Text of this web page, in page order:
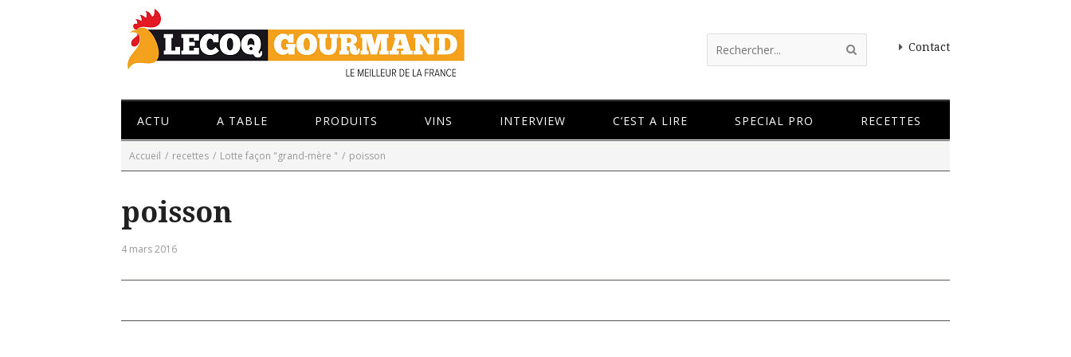
Contact
ACTU A TABLE PRODUITS VINS INTERVIEW C’EST A LIRE SPECIAL PRO RECETTES
Accueil / recettes / Lotte façon "grand-mère " / poisson
poisson
4 mars 2016